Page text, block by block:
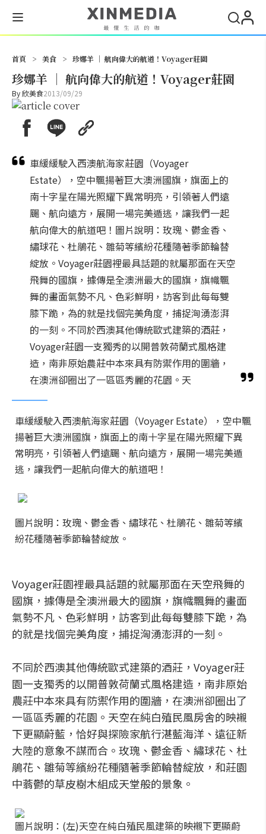
首頁 > 美食 > 珍娜羊 │ 航向偉大的航道！Voyager莊園
珍娜羊 │ 航向偉大的航道！Voyager莊園
By欣美食2013/09/29
車緩緩駛入西澳航海家莊園（Voyager
Estate），空中飄揚著巨大澳洲國旗，旗面上的
南十字星在陽光照耀下異常明亮，引領著人們遠
颺、航向遠方，展開一場完美遁逃，讓我們一起
航向偉大的航道吧！圖片說明：玫瑰、鬱金香、
繡球花、杜鵑花、雛菊等繽紛花種隨著季節輪替
綻放。Voyager莊園裡最具話題的就屬那面在天空
飛舞的國旗，據傳是全澳洲最大的國旗，旗幟飄
舞的畫面氣勢不凡、色彩鮮明，訪客到此每每雙
膝下跪，為的就是找個完美角度，捕捉洶湧澎湃
的一刻。不同於西澳其他傳統歐式建築的酒莊，
Voyager莊園一支獨秀的以開普敦荷蘭式風格建
造，南非原始農莊中本來具有防禦作用的圍牆，
在澳洲卻圈出了一區區秀麗的花園。天
車緩緩駛入西澳航海家莊園（Voyager Estate），空中飄
揚著巨大澳洲國旗，旗面上的南十字星在陽光照耀下異
常明亮，引領著人們遠颺、航向遠方，展開一場完美遁
逃，讓我們一起航向偉大的航道吧！
圖片說明：玫瑰、鬱金香、繡球花、杜鵑花、雛菊等繽
紛花種隨著季節輪替綻放。
Voyager莊園裡最具話題的就屬那面在天空飛舞的
國旗，據傳是全澳洲最大的國旗，旗幟飄舞的畫面
氣勢不凡、色彩鮮明，訪客到此每每雙膝下跪，為
的就是找個完美角度，捕捉洶湧澎湃的一刻。
不同於西澳其他傳統歐式建築的酒莊，Voyager莊
園一支獨秀的以開普敦荷蘭式風格建造，南非原始
農莊中本來具有防禦作用的圍牆，在澳洲卻圈出了
一區區秀麗的花園。天空在純白殖民風房舍的映襯
下更顯蔚藍，恰好與探險家航行湛藍海洋、遠征新
大陸的意象不謀而合。玫瑰、鬱金香、繡球花、杜
鵑花、雛菊等繽紛花種隨著季節輪替綻放，和莊園
中蓊鬱的草皮樹木組成天堂般的景象。
圖片說明：(左)天空在純白殖民風建築的映襯下更顯蔚